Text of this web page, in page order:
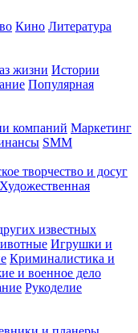
Кино Литература
жизни Истории
Популярная
компаний Маркетинг
SMM
творчество и досуг
Художественная
известных
Игрушки и
Криминалистика и
и военное дело
Рукоделие